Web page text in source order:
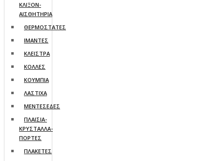
ΚΛΙΞΟΝ-
ΑΙΣΘΗΤΗΡΙΑ
ΘΕΡΜΟΣΤΑΤΕΣ
ΙΜΑΝΤΕΣ
ΚΛΕΙΣΤΡΑ
ΚΟΛΛΕΣ
ΚΟΥΜΠΙΑ
ΛΑΣΤΙΧΑ
ΜΕΝΤΕΣΕΔΕΣ
ΠΛΑΙΣΙΑ-
ΚΡΥΣΤΑΛΛΑ-
ΠΟΡΤΕΣ
ΠΛΑΚΕΤΕΣ